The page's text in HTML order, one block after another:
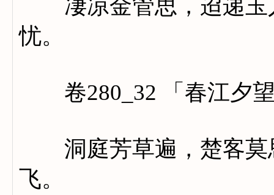
凄凉金管思，迢递玉
忧。
卷280_32 「春江夕
洞庭芳草遍，楚客莫
飞。